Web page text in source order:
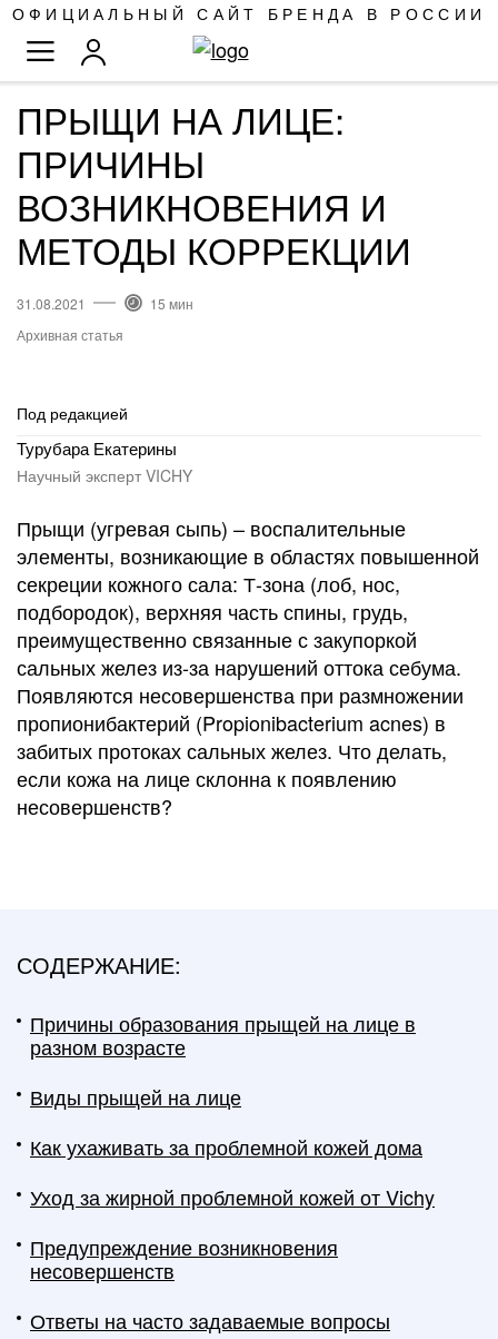
SKIP
TO
CONTENT
ОФИЦИАЛЬНЫЙ САЙТ БРЕНДА В РОССИИ
ПРЫЩИ НА ЛИЦЕ:
ПРИЧИНЫ
ВОЗНИКНОВЕНИЯ И
МЕТОДЫ КОРРЕКЦИИ
31.08.2021
15 мин
Архивная статья
Под редакцией
Турубара Екатерины
Научный эксперт VICHY
Прыщи (угревая сыпь) – воспалительные
элементы, возникающие в областях повышенной
секреции кожного сала: Т-зона (лоб, нос,
подбородок), верхняя часть спины, грудь,
преимущественно связанные с закупоркой
сальных желез из-за нарушений оттока себума.
Появляются несовершенства при размножении
пропионибактерий (Propionibacterium acnes) в
забитых протоках сальных желез. Что делать,
если кожа на лице склонна к появлению
несовершенств?
СОДЕРЖАНИЕ:
Причины образования прыщей на лице в
разном возрасте
Виды прыщей на лице
Как ухаживать за проблемной кожей дома
Уход за жирной проблемной кожей от Vichy
Предупреждение возникновения
несовершенств
Ответы на часто задаваемые вопросы